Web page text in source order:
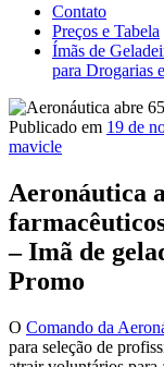
Contato
Preços e Tabela
Ímãs de
para Drogarias
Publicado em 19 de
mavicle
Aeronáutica
– Imã de
Promo
O Comando da
para seleção de